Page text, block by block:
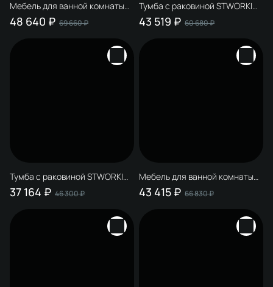
Мебель для ванной комнаты
STWORKI Молде 95 антрацит,
со столешницей, раковина
48 640 ₽ 69 660 ₽
Тумба с раковиной STWORKI
Молде 95 антрацит,
столешница Молде 95,
43 519 ₽ 60 680 ₽
Тумба с раковиной STWORKI
Молде 95 белая, столешница
Молде 95, раковина Молде
37 164 ₽ 46 300 ₽
Мебель для ванной комнаты
STWORKI Молде 95 антрацит,
со столешницей
43 415 ₽ 66 830 ₽